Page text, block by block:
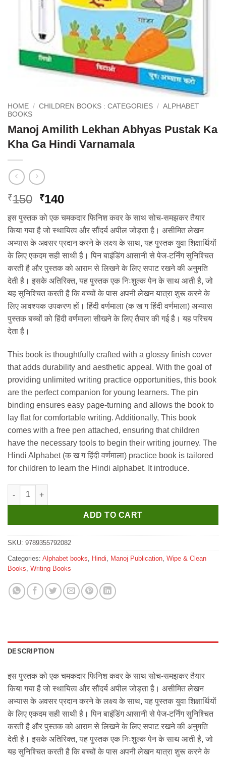
HOME / CHILDREN BOOKS : CATEGORIES / ALPHABET
BOOKS
Manoj Amilith Lekhan Abhyas Pustak Ka
Kha Ga Hindi Varnamala
₹150 Original
price
was:
₹150.
₹140Current
price
is:
₹140.
इस पुस्तक को एक चमकदार फिनिश कवर के साथ सोच-समझकर तैयार
किया गया है जो स्थायित्व और सौंदर्य अपील जोड़ता है। असीमित लेखन
अभ्यास के अवसर प्रदान करने के लक्ष्य के साथ, यह पुस्तक युवा शिक्षार्थियों
के लिए एकदम सही साथी है। पिन बाइंडिंग आसानी से पेज-टर्निंग सुनिश्चित
करती है और पुस्तक को आराम से लिखने के लिए सपाट रखने की अनुमति
देती है। इसके अतिरिक्त, यह पुस्तक एक निःशुल्क पेन के साथ आती है, जो
यह सुनिश्चित करती है कि बच्चों के पास अपनी लेखन यात्रा शुरू करने के
लिए आवश्यक उपकरण हों। हिंदी वर्णमाला (क ख ग हिंदी वर्णमाला) अभ्यास
पुस्तक बच्चों को हिंदी वर्णमाला सीखने के लिए तैयार की गई है। यह परिचय
देता है।
This book is thoughtfully crafted with a glossy finish cover
that adds durability and aesthetic appeal. With the goal of
providing unlimited writing practice opportunities, this book
are the perfect companion for young learners. The pin
binding ensures easy page-turning and allows the book to
lay flat for comfortable writing. Additionally, This book
comes with a free pen attached, ensuring that children
have the necessary tools to begin their writing journey. The
Hindi Alphabet (क ख ग हिंदी वर्णमाला) practice book is tailored
for children to learn the Hindi alphabet. It introduce.
Manoj Amilith Lekhan Abhyas Pustak Ka Kha Ga Hindi
ADD TO CART
SKU: 9789355792082
Categories: Alphabet books, Hindi, Manoj Publication, Wipe & Clean
Books, Writing Books
DESCRIPTION
इस पुस्तक को एक चमकदार फिनिश कवर के साथ सोच-समझकर तैयार
किया गया है जो स्थायित्व और सौंदर्य अपील जोड़ता है। असीमित लेखन
अभ्यास के अवसर प्रदान करने के लक्ष्य के साथ, यह पुस्तक युवा शिक्षार्थियों
के लिए एकदम सही साथी है। पिन बाइंडिंग आसानी से पेज-टर्निंग सुनिश्चित
करती है और पुस्तक को आराम से लिखने के लिए सपाट रखने की अनुमति
देती है। इसके अतिरिक्त, यह पुस्तक एक निःशुल्क पेन के साथ आती है, जो
यह सुनिश्चित करती है कि बच्चों के पास अपनी लेखन यात्रा शुरू करने के